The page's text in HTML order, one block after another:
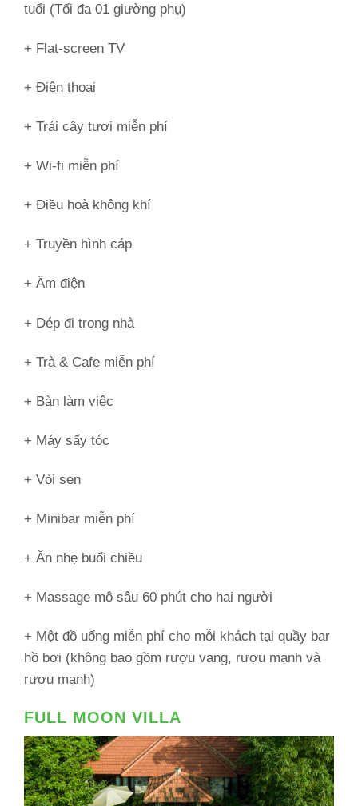
tuổi (Tối đa 01 giường phụ)
+ Flat-screen TV
+ Điện thoại
+ Trái cây tươi miễn phí
+ Wi-fi miễn phí
+ Điều hoà không khí
+ Truyền hình cáp
+ Ấm điện
+ Dép đi trong nhà
+ Trà & Cafe miễn phí
+ Bàn làm việc
+ Máy sấy tóc
+ Vòi sen
+ Minibar miễn phí
+ Ăn nhẹ buổi chiều
+ Massage mô sâu 60 phút cho hai người
+ Một đồ uống miễn phí cho mỗi khách tại quầy bar
hồ bơi (không bao gồm rượu vang, rượu mạnh và
rượu mạnh)
FULL MOON VILLA